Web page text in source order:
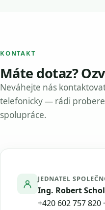
KONTAKT
Máte dotaz?
Neváhejte nás
telefonicky — rádi
spolupráce.
JEDNATEL
Ing. Robert
+420 602 757 820 ·